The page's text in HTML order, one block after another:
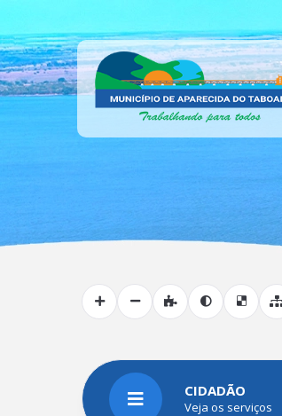
CIDADÃO
Veja os serviços